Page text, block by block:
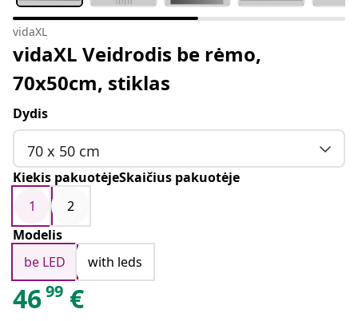
vidaXL
vidaXL Veidrodis be rėmo,
70x50cm, stiklas
Dydis
70 x 50 cm
Kiekis pakuotėjeSkaičius pakuotėje
1
2
Modelis
be LED
with leds
4699 €